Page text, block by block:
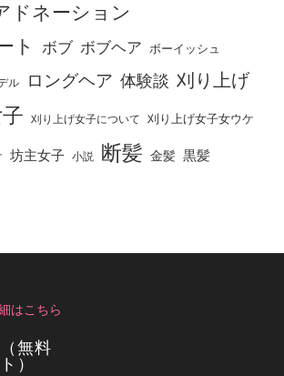
ドネーション
ト
ボブ ボブヘア ボーイッシュ
ル ロングヘア 体験談 刈り上げ
刈り上げ女子について 刈り上げ女子女ウケ
坊主女子 小説 断髪 金髪 黒髪
はこちら
無料
）